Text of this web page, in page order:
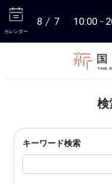
カレンダー
8 7 10:00
検
キーワード検索